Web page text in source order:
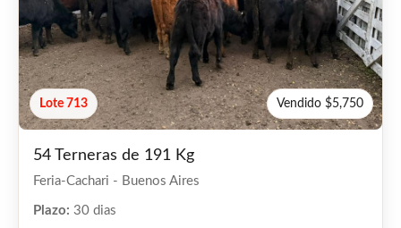
Lote 713 Vendido $5,750
54 Terneras de 191 Kg
Feria-Cachari - Buenos Aires
Plazo: 30 dias